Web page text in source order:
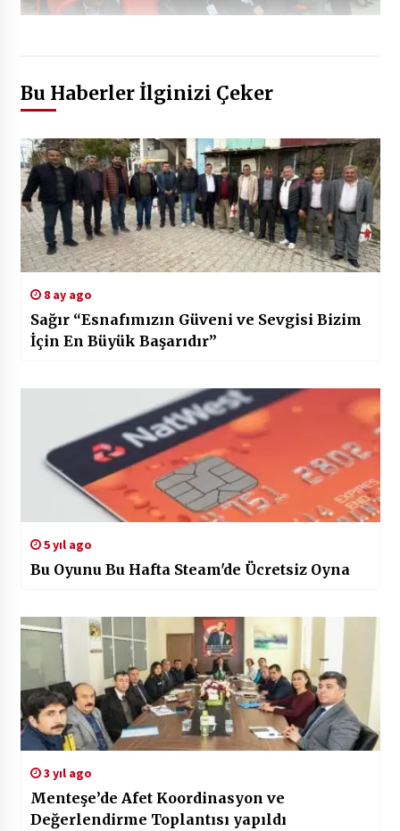
Bu Haberler İlginizi Çeker
8 ay ago
Sağır “Esnafımızın Güveni ve Sevgisi Bizim
İçin En Büyük Başarıdır”
5 yıl ago
Bu Oyunu Bu Hafta Steam'de Ücretsiz Oyna
3 yıl ago
Menteşe’de Afet Koordinasyon ve
Değerlendirme Toplantısı yapıldı